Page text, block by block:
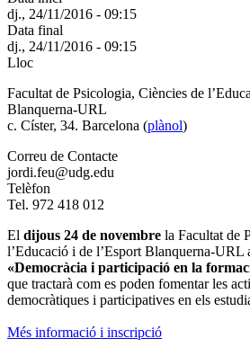
dj., 24/11/2016 - 09:15
Data final
dj., 24/11/2016 - 09:15
Lloc
Facultat de Psicologia, Ciències de
Blanquerna-URL
c. Císter, 34. Barcelona (plànol)
Correu de Contacte
jordi.feu@udg.edu
Telèfon
Tel. 972 418 012
El dijous 24 de novembre la Facultat de
l’Educació i de l’Esport Blanquerna-URL
«Democràcia i participació en la
que tractarà com es poden fomentar les
democràtiques i participatives en els
Més informació i inscripció